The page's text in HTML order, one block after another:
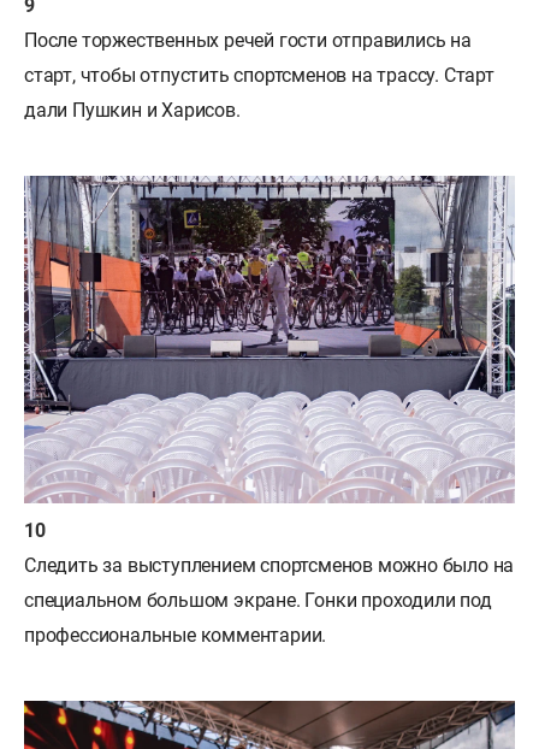
После торжественных речей гости отправились на
старт, чтобы отпустить спортсменов на трассу. Старт
дали Пушкин и Харисов.
Следить за выступлением спортсменов можно было на
специальном большом экране. Гонки проходили под
профессиональные комментарии.